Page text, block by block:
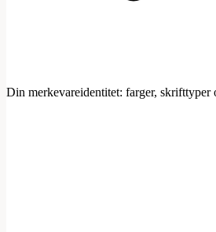
Din merkevareidentitet: farger, skrifttyper